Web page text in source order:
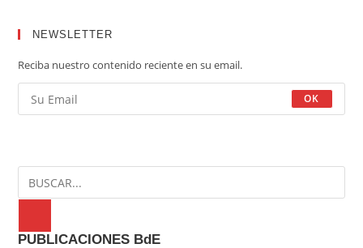
NEWSLETTER
Reciba nuestro contenido reciente en su email.
OK
PUBLICACIONES BdE